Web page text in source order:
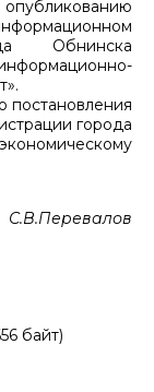
Обнинска
постановления
города
С.В.Перевалов
байт)